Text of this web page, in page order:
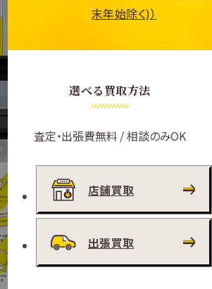
末年始除く)）
選べる買取方法
査定・出張費無料 / 相談のみOK
店舗買取
出張買取